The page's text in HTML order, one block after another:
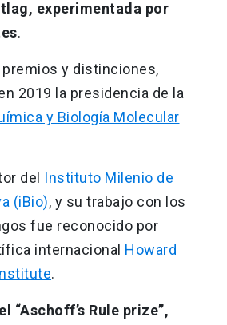
experimentada por
.
y distinciones,
2019 la presidencia de la
y Biología Molecular
del Instituto Milenio de
(iBio), y su trabajo con los
fue reconocido por
internacional Howard
.
“Aschoff’s Rule prize”,